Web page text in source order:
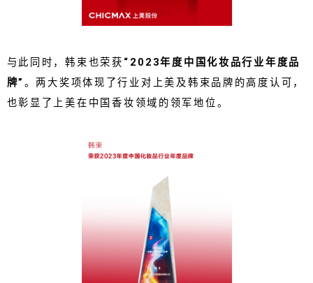
与此同时，韩束也荣获 “2023年度中国化妆品行业年度品
牌” 。两大奖项体现了行业对上美及韩束品牌的高度认可，
也彰显了上美在中国香妆领域的领军地位。